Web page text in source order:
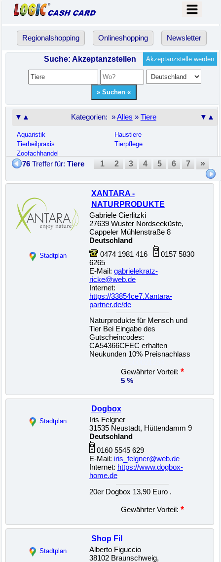
Regionalshopping Onlineshopping Newsletter
Akzeptanzstelle werden
Suche: Akzeptanzstellen
▼▲ ▼▲
Kategorien: »Alles » Tiere
Aquaristik
Haustiere
Tierheilpraxis
Tierpflege
Zoofachhandel
76Treffer für: Tiere 1 2 3 4 5 6 7 »
Stadtplan
XANTARA -
NATURPRODUKTE
Gabriele Cierlitzki
27639 Wuster Nordseeküste,
Cappeler Mühlenstraße 8
Deutschland
0474 1981 416
0157 5830
6265
E-Mail: gabrielekratz-
ricke@web.de
Internet:
https://33854ce7.Xantara-
partner.de/de
Naturprodukte für Mensch und
Tier Bei Eingabe des
Gutscheincodes:
CA54366CFEC erhalten
Neukunden 10% Preisnachlass
Gewährter Vorteil: *
5 %
Stadtplan
Dogbox
Iris Felgner
31535 Neustadt, Hüttendamm 9
Deutschland
0160 5545 629
E-Mail: iris_felgner@web.de
Internet: https://www.dogbox-
home.de
20er Dogbox 13,90 Euro .
Gewährter Vorteil: *
Stadtplan
Shop Fil
Alberto Figuccio
38102 Braunschweig,